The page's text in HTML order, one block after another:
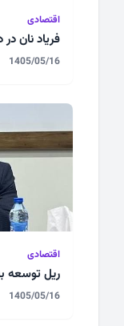
اقتصادی
فریاد نان
1405/05/16
اقتصادی
ریل توسعه
1405/05/16